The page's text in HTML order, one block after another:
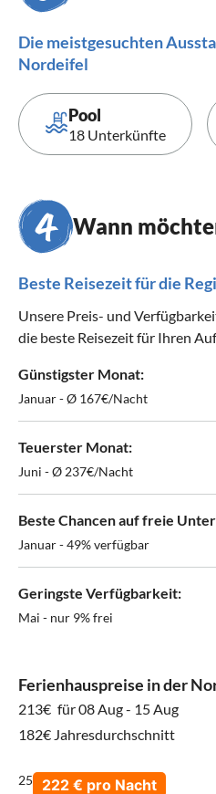
Die meistgesuchten
Nordeifel
Pool
18 Unterkünfte
Wann
Beste Reisezeit für die
Unsere Preis- und
die beste Reisezeit für Ihren
Günstigster Monat:
Januar - Ø 167€/Nacht
Teuerster Monat:
Juni - Ø 237€/Nacht
Beste Chancen auf freie
Januar - 49% verfügbar
Geringste Verfügbarkeit:
Mai - nur 9% frei
Ferienhauspreise in der
213€ für 08 Aug - 15 Aug
182€ Jahresdurchschnitt
250